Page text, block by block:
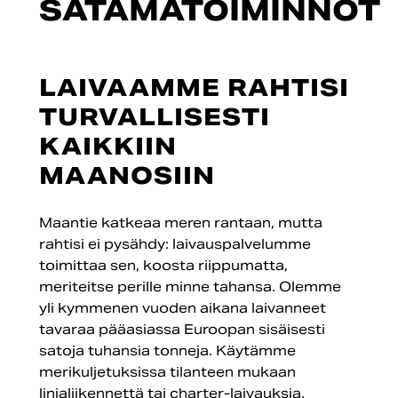
SATAMATOIMINNOT
LAIVAAMME RAHTISI
TURVALLISESTI
KAIKKIIN
MAANOSIIN
Maantie katkeaa meren rantaan, mutta
rahtisi ei pysähdy: laivauspalvelumme
toimittaa sen, koosta riippumatta,
meriteitse perille minne tahansa. Olemme
yli kymmenen vuoden aikana laivanneet
tavaraa pääasiassa Euroopan sisäisesti
satoja tuhansia tonneja. Käytämme
merikuljetuksissa tilanteen mukaan
linjaliikennettä tai charter-laivauksia.